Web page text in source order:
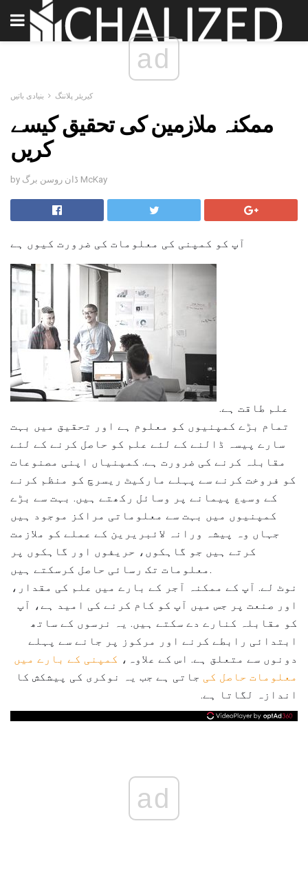
ad
کیریئر پلاننگ بنیادی باتیں
ممکنہ ملازمین کی تحقیق کیسے
کریں
by ڈان روسن برگ McKay
آپ کو کمپنی کی معلومات کی ضرورت کیوں ہے
تمام بڑے کمپنیوں کو معلوم ہے اور تحقیق میں بہت
سارے پیسہ ڈالنے کے لئے علم کو حاصل کرنے کے لئے
مقابلہ کرنے کی ضرورت ہے. کمپنیاں اپنی مصنوعات
کو فروخت کرنے سے پہلے مارکیٹ ریسرچ کو منظم کرنے
کے وسیع پیمانے پر وسائل رکھتے ہیں. بہت سے بڑے
کمپنیوں میں بہت سے معلوماتی مراکز موجود ہیں
جہاں وہ پیشہ ورانہ لائبریرین کے عملے کو ملازمت
کرتے ہیں جو گاہکوں، حریفوں اور گاہکوں پر
معلومات تک رسائی حاصل کرسکتے ہیں.
نوٹ لے. آپ کے ممکنہ آجر کے بارے میں علم کی مقدار،
اور صنعت پر جس میں آپ کو کام کرنے کی امید ہے، آپ
کو مقابلہ کنارے دے سکتے ہیں. یہ نرسوں کے ساتھ
ابتدائی رابطے کرنے اور مرکوز پر جانے سے پہلے
دونوں سے متعلق ہے. اس کے علاوہ، کمپنی کے بارے میں
معلومات حاصل کی جاتی ہے جب یہ نوکری کی پیشکش کا
اندازہ لگاتا ہے.
ad